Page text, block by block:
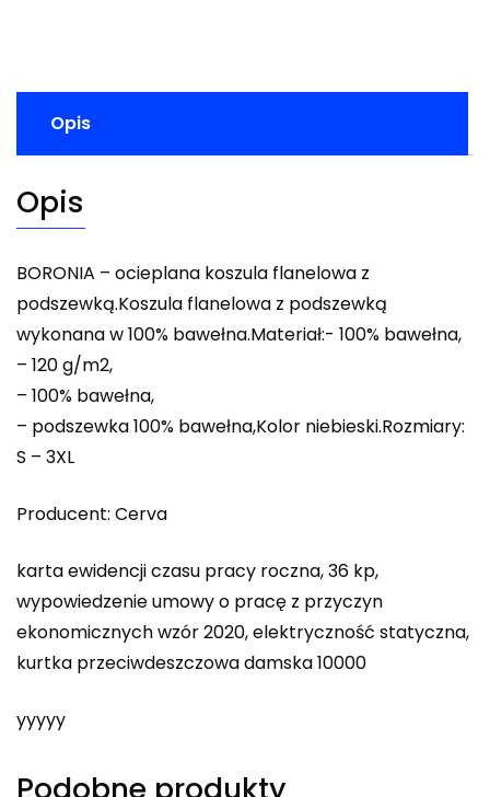
Opis
Opis
BORONIA – ocieplana koszula flanelowa z
podszewką.Koszula flanelowa z podszewką
wykonana w 100% bawełna.Materiał:- 100% bawełna,
– 120 g/m2,
– 100% bawełna,
– podszewka 100% bawełna,Kolor niebieski.Rozmiary:
S – 3XL
Producent: Cerva
karta ewidencji czasu pracy roczna, 36 kp,
wypowiedzenie umowy o pracę z przyczyn
ekonomicznych wzór 2020, elektryczność statyczna,
kurtka przeciwdeszczowa damska 10000
yyyyy
Podobne produkty